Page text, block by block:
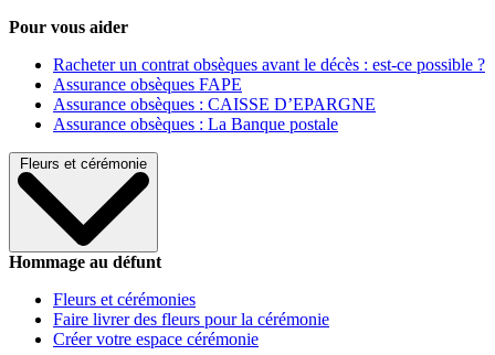
Pour vous aider
Racheter un contrat obsèques avant le décès : est-ce possible ?
Assurance obsèques FAPE
Assurance obsèques : CAISSE D’EPARGNE
Assurance obsèques : La Banque postale
Fleurs et cérémonie
Hommage au défunt
Fleurs et cérémonies
Faire livrer des fleurs pour la cérémonie
Créer votre espace cérémonie